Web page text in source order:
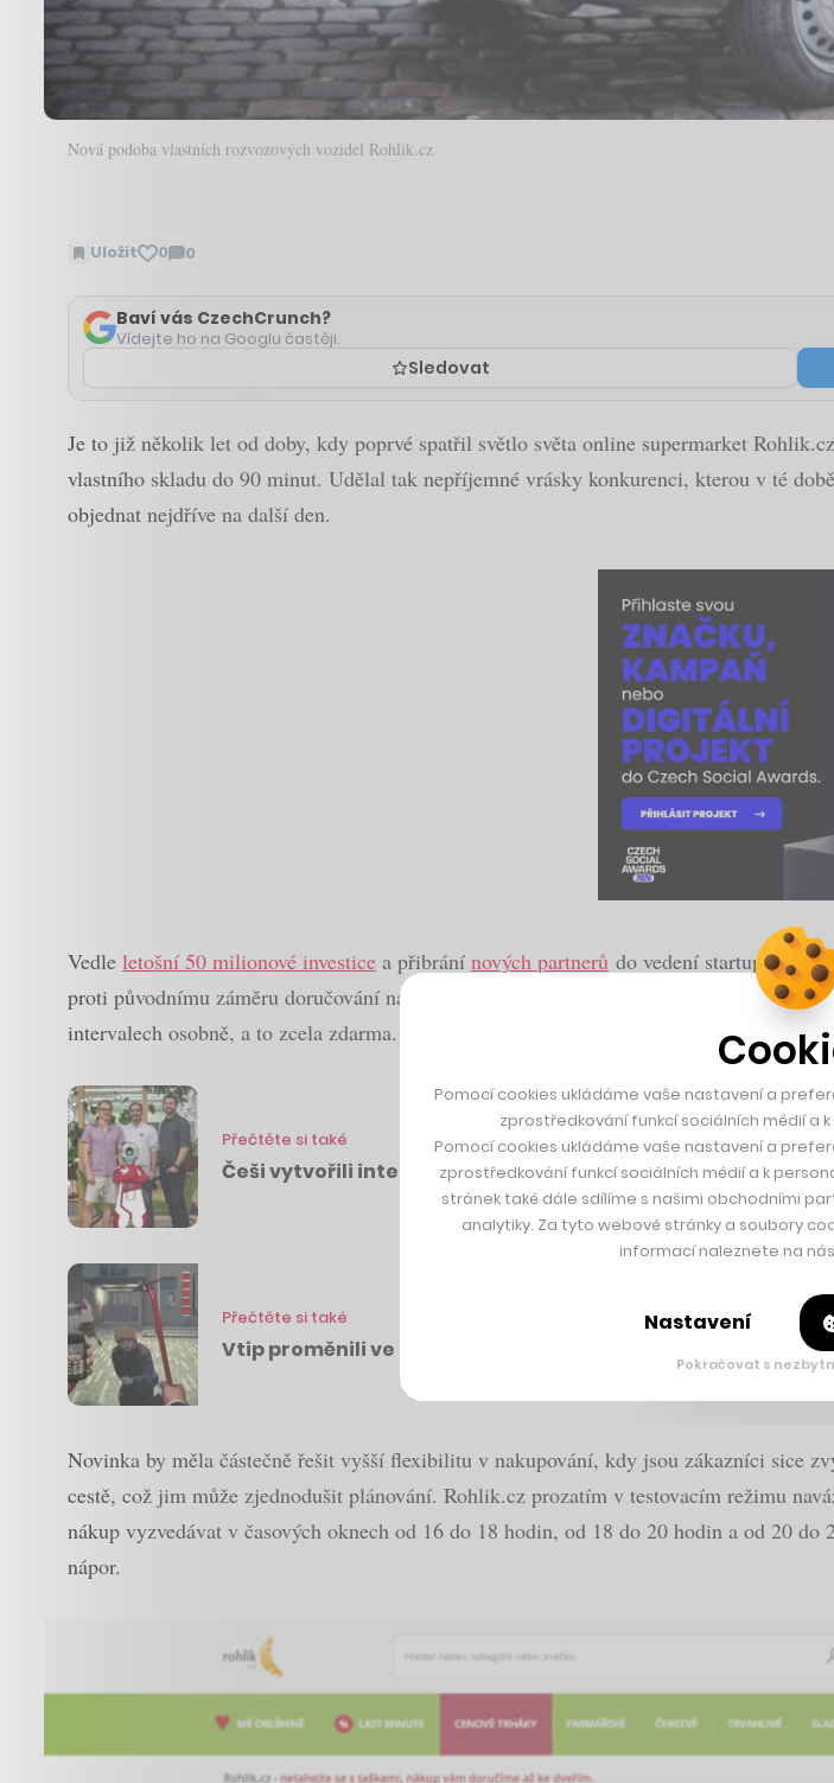
Nová podoba vlastních rozvozových vozidel Rohlik.cz
Uložit 0 0
Zobrazit
Baví vás CzechCrunch?
Vídejte ho na Googlu častěji.
Sledovat
Je to již několik let od doby, kdy poprvé spatřil světlo světa online supermarket
vlastního skladu do 90 minut. Udělal tak nepříjemné vrásky konkurenci, kterou v té
objednat nejdříve na další den.
Vedle letošní 50 milionové investice a přibrání nových partnerů do vedení startupu, se
proti původnímu záměru doručování nákupů. Objednávku si bude totiž možné od
intervalech osobně, a to zcela zdarma.
Přečtěte si také
Češi vytvořili interaktivní platformu, kde si každý může
Přečtěte si také
Vtip proměnili ve hru s milionovým rozpočtem. Ožívá v ní
Novinka by měla částečně řešit vyšší flexibilitu v nakupování, kdy jsou zákazníci sice
cestě, což jim může zjednodušit plánování. Rohlik.cz prozatím v testovacím režimu
nákup vyzvedávat v časových oknech od 16 do 18 hodin, od 18 do 20 hodin a od 20
nápor.
Pomocí cookies ukládáme vaše nastavení a
zprostředkování funkcí sociálních médií a
Pomocí cookies ukládáme vaše nastavení a
zprostředkování funkcí sociálních médií a k
stránek také dále sdílíme s našimi obchodními
analytiky. Za tyto webové stránky a soubory
informací naleznete na
Nastavení
Pokračovat s